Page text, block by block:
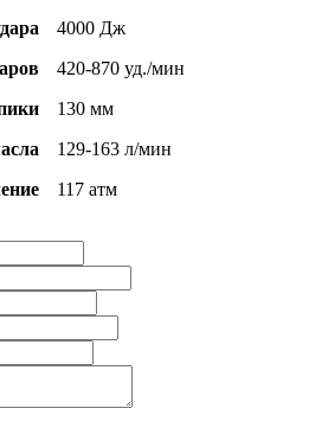
4000 Дж
420-870 уд./мин
130 мм
129-163 л/мин
117 атм